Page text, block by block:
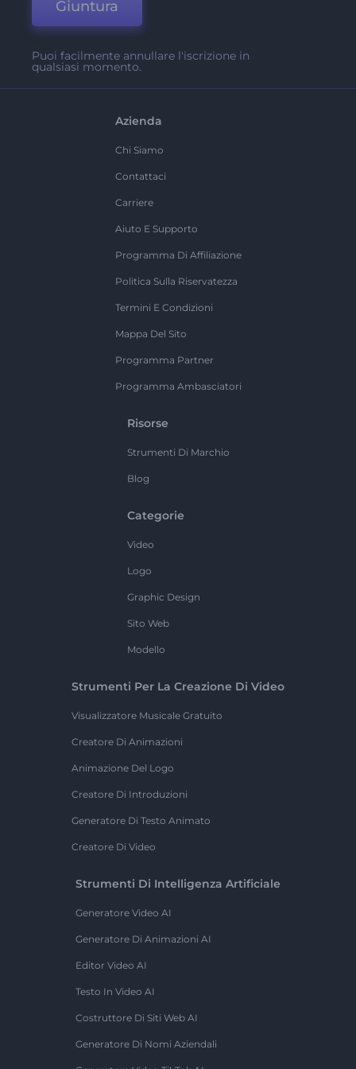
Giuntura
Puoi facilmente annullare l'iscrizione in
qualsiasi momento.
Azienda
Chi Siamo
Contattaci
Carriere
Aiuto E Supporto
Programma Di Affiliazione
Politica Sulla Riservatezza
Termini E Condizioni
Mappa Del Sito
Programma Partner
Programma Ambasciatori
Risorse
Strumenti Di Marchio
Blog
Categorie
Video
Logo
Graphic Design
Sito Web
Modello
Strumenti Per La Creazione Di Video
Visualizzatore Musicale Gratuito
Creatore Di Animazioni
Animazione Del Logo
Creatore Di Introduzioni
Generatore Di Testo Animato
Creatore Di Video
Strumenti Di Intelligenza Artificiale
Generatore Video AI
Generatore Di Animazioni AI
Editor Video AI
Testo In Video AI
Costruttore Di Siti Web AI
Generatore Di Nomi Aziendali